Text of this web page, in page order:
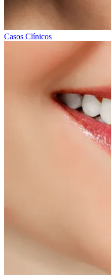
Casos Clínicos